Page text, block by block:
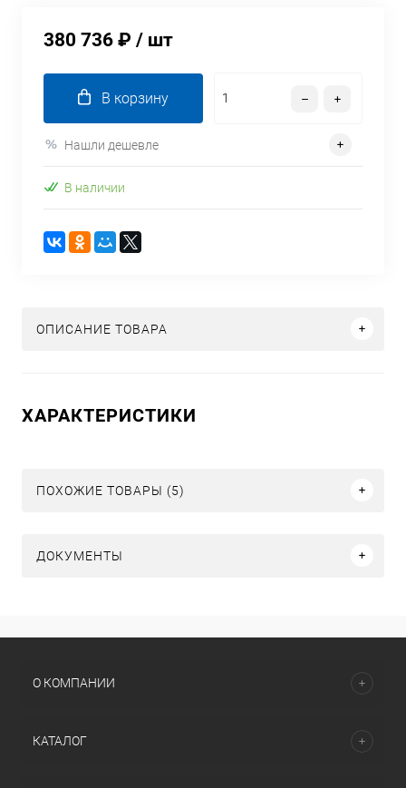
380 736 ₽ / шт
В корзину
Нашли дешевле
В наличии
ОПИСАНИЕ ТОВАРА
ХАРАКТЕРИСТИКИ
ПОХОЖИЕ ТОВАРЫ (5)
ДОКУМЕНТЫ
О КОМПАНИИ
КАТАЛОГ